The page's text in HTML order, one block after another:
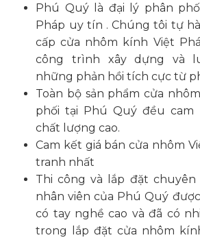
Phú Quý là đại lý phân
Pháp uy tín . Chúng tôi tự
cấp cửa nhôm kính Việt
công trình xây dựng và
những phản hồi tích cực từ
Toàn bộ sản phẩm cửa
phối tại Phú Quý đều cam
chất lượng cao.
Cam kết giá bán cửa nhôm
tranh nhất
Thi công và lắp đặt
nhân viên của Phú Quý
có tay nghề cao và đã có
trong lắp đặt cửa nhôm